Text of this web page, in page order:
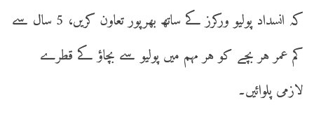
کہ انسداد پولیو ورکرز کے ساتھ بھرپور تعاون کریں، 5 سال سے
کم عمر ہر بچے کو ہر مہم میں پولیو سے بچاؤ کے قطرے
لازمی پلوائیں۔